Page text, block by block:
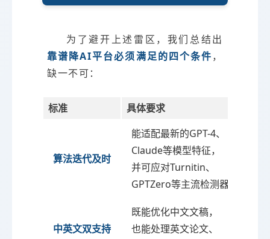
为了避开上述雷区，我们总结出
靠谱降AI平台必须满足的四个条件，
缺一不可：
标准 具体要求
算法迭代及时
能适配最新的GPT-4、
Claude等模型特征，
并可应对Turnitin、
GPTZero等主流检测器的更新
中英文双支持
既能优化中文文稿，
也能处理英文论文、